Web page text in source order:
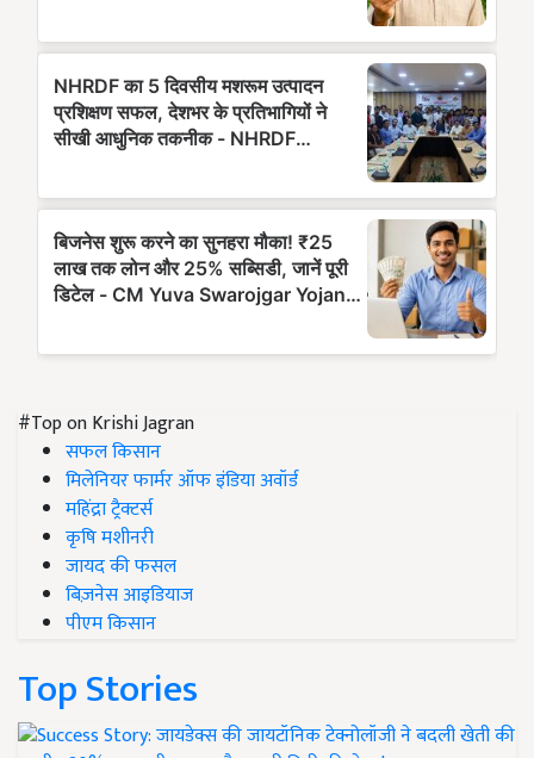
#Top on Krishi Jagran
सफल किसान
मिलेनियर फार्मर ऑफ इंडिया अवॉर्ड
महिंद्रा ट्रैक्टर्स
कृषि मशीनरी
जायद की फसल
बिज़नेस आइडियाज
पीएम किसान
Top Stories